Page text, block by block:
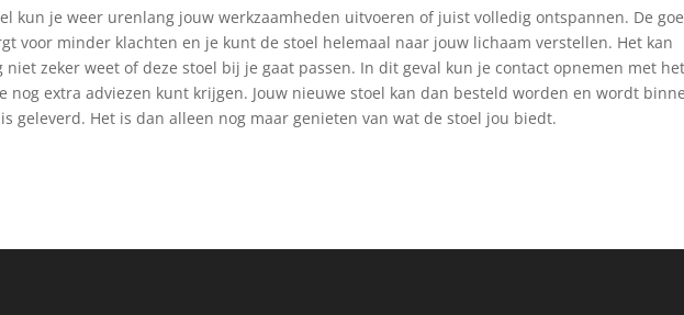
kun je weer urenlang jouw werkzaamheden uitvoeren of juist volledig ontspannen. De
voor minder klachten en je kunt de stoel helemaal naar jouw lichaam verstellen. Het kan
zeker weet of deze stoel bij je gaat passen. In dit geval kun je contact opnemen met het
nog extra adviezen kunt krijgen. Jouw nieuwe stoel kan dan besteld worden en wordt
geleverd. Het is dan alleen nog maar genieten van wat de stoel jou biedt.